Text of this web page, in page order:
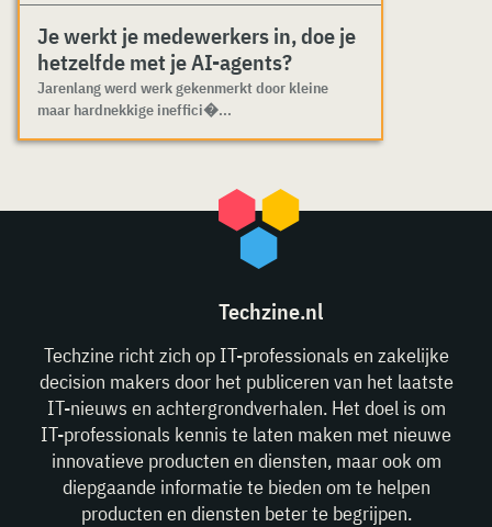
Je werkt je medewerkers in, doe je
hetzelfde met je AI-agents?
Jarenlang werd werk gekenmerkt door kleine
maar hardnekkige ineffici�...
Techzine.nl
Techzine richt zich op IT-professionals en zakelijke
decision makers door het publiceren van het laatste
IT-nieuws en achtergrondverhalen. Het doel is om
IT-professionals kennis te laten maken met nieuwe
innovatieve producten en diensten, maar ook om
diepgaande informatie te bieden om te helpen
producten en diensten beter te begrijpen.